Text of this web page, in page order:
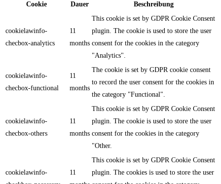
Cookie
Dauer Beschreibung
cookielawinfo-
checbox-analytics
11
months
This cookie is set by GDPR Cookie Consent
plugin. The cookie is used to store the user
consent for the cookies in the category
"Analytics".
cookielawinfo-
checbox-functional
11
months
The cookie is set by GDPR cookie consent
to record the user consent for the cookies in
the category "Functional".
cookielawinfo-
checbox-others
11
months
This cookie is set by GDPR Cookie Consent
plugin. The cookie is used to store the user
consent for the cookies in the category
"Other.
cookielawinfo-
11
This cookie is set by GDPR Cookie Consent
plugin. The cookies is used to store the user